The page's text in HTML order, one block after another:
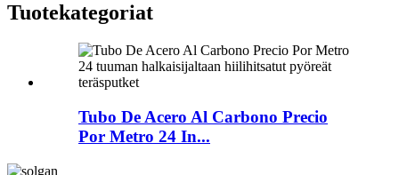
Tuotekategoriat
Tubo De Acero Al Carbono Precio
Por Metro 24 In...